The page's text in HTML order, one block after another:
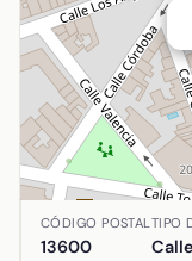
Ubicación de
CÓDIGO POSTAL
13600
TIPO
Calle